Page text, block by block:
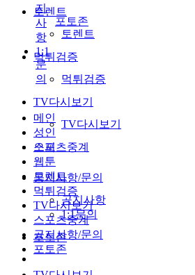
토렌트
토렌트
먹튀검증
먹튀검증
TV다시보기
TV다시보기
스포츠중계
공지사항/문의
공지사항
1:1문의
포토존
지
사
항
1:1
문
의
포토존
메인
성인
오피
웹툰
토렌트
먹튀검증
TV다시보기
스포츠중계
공지사항/문의
포토존